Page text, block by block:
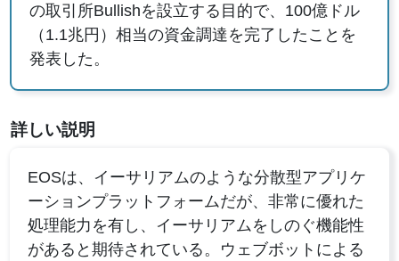
の取引所Bullishを設立する目的で、100億ドル
（1.1兆円）相当の資金調達を完了したことを
発表した。
詳しい説明
EOSは、イーサリアムのような分散型アプリケ
ーションプラットフォームだが、非常に優れた
処理能力を有し、イーサリアムをしのぐ機能性
があると期待されている。ウェブボットによる